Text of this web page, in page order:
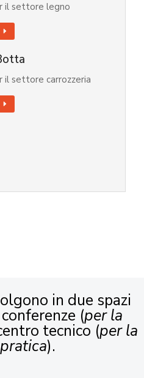
il settore legno
il settore carrozzeria
in due spazi
(per la
tecnico (per la
).